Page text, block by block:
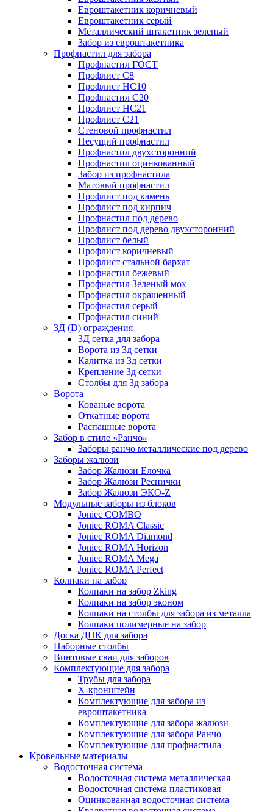
Евроштакетник коричневый
Евроштакетник серый
Металлический штакетник зеленый
Забор из евроштакетника
Профнастил для забора
Профнастил ГОСТ
Профлист С8
Профлист НС10
Профнастил С20
Профлист НС21
Профлист С21
Стеновой профнастил
Несущий профнастил
Профнастил двухсторонний
Профнастил оцинкованный
Забор из профнастила
Матовый профнастил
Профлист под камень
Профлист под кирпич
Профнастил под дерево
Профлист под дерево двухсторонний
Профлист белый
Профлист коричневый
Профлист стальной бархат
Профнастил бежевый
Профнастил Зеленый мох
Профнастил окрашенный
Профнастил серый
Профнастил синий
3Д (D) ограждения
3Д сетка для забора
Ворота из 3д сетки
Калитка из 3д сетки
Крепление 3д сетки
Столбы для 3д забора
Ворота
Кованые ворота
Откатные ворота
Распашные ворота
Забор в стиле «Ранчо»
Заборы ранчо металлические под дерево
Заборы жалюзи
Забор Жалюзи Елочка
Забор Жалюзи Реснички
Забор Жалюзи ЭКО-Z
Модульные заборы из блоков
Joniec COMBO
Joniec ROMA Classic
Joniec ROMA Diamond
Joniec ROMA Horizon
Joniec ROMA Mega
Joniec ROMA Perfect
Колпаки на забор
Колпаки на забор Zking
Колпаки на забор эконом
Колпаки на столбы для забора из металла
Колпаки полимерные на забор
Доска ДПК для забора
Наборные столбы
Винтовые сваи для заборов
Комплектующие для забора
Трубы для забора
Х-кронштейн
Комплектующие для забора из
евроштакетника
Комплектующие для забора жалюзи
Комплектующие для забора Ранчо
Комплектующие для профнастила
Кровельные материалы
Водосточная система
Водосточная система металлическая
Водосточная система пластиковая
Оцинкованная водосточная система